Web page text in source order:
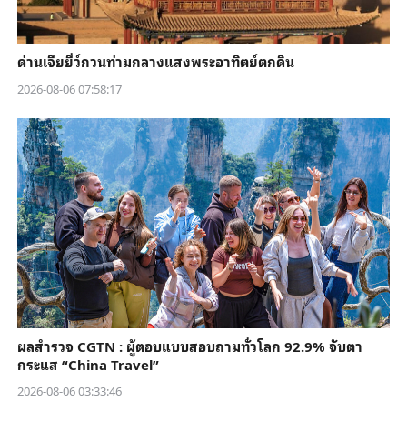
ด่านเจียยี่ว์กวนท่ามกลางแสงพระอาทิตย์ตกดิน
2026-08-06 07:58:17
ผลสำรวจ CGTN : ผู้ตอบแบบสอบถามทั่วโลก 92.9% จับตา
กระแส “China Travel”
2026-08-06 03:33:46